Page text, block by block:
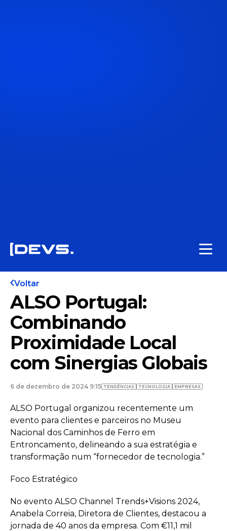
Voltar
ALSO Portugal:
Combinando
Proximidade Local
com Sinergias Globais
6 de dezembro de 2024 9:15 TENDÊNCIAS TECNOLOGIA EMPRESAS
ALSO Portugal organizou recentemente um
evento para clientes e parceiros no Museu
Nacional dos Caminhos de Ferro em
Entroncamento, delineando a sua estratégia e
transformação num “fornecedor de tecnologia.”
Foco Estratégico
No evento ALSO Channel Trends+Visions 2024,
Anabela Correia, Diretora de Clientes, destacou a
jornada de 40 anos da empresa. Com €11,1 mil